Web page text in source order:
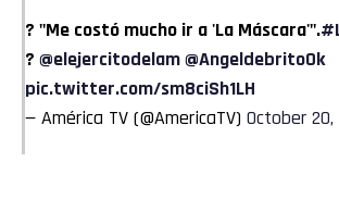
? "Me costó mucho ir a 'La Máscara'".
? @elejercitodelam@AngeldebritoOk
pic.twitter.com/sm8ciSh1LH
— América TV (@AmericaTV) October 20,